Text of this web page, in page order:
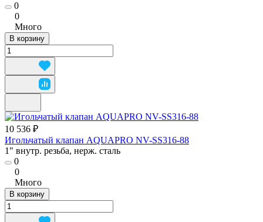
0
0
Много
В корзину
10 536 ₽
Игольчатый клапан AQUAPRO NV-SS316-88
1" внутр. резьба, нерж. сталь
0
0
Много
В корзину